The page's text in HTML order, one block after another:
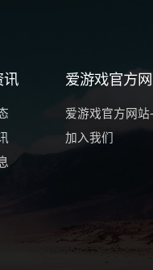
讯 爱游戏官方
爱游戏官方网站
加入我们